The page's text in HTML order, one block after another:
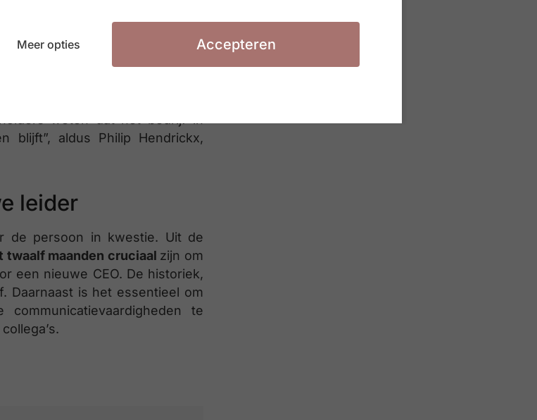
Bestuur een belangrijke rol. De
geven over de opvolging,
dienen proactief en openlijk
te staan.
is het ook aan de RvB om
weten dat het bedrijf in
blijft”, aldus Philip Hendrickx,
leider
de persoon in kwestie. Uit de
twaalf maanden cruciaal zijn om
een nieuwe CEO. De historiek,
Daarnaast is het essentieel om
te
Meer opties Accepteren